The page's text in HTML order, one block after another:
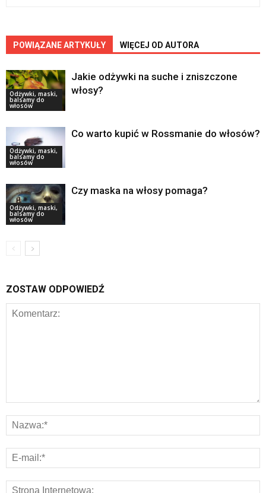
POWIĄZANE ARTYKUŁY WIĘCEJ OD AUTORA
Odżywki, maski,
balsamy do
włosów
Jakie odżywki na suche i zniszczone
włosy?
Odżywki, maski,
balsamy do
włosów
Co warto kupić w Rossmanie do włosów?
Odżywki, maski,
balsamy do
włosów
Czy maska na włosy pomaga?
ZOSTAW ODPOWIEDŹ